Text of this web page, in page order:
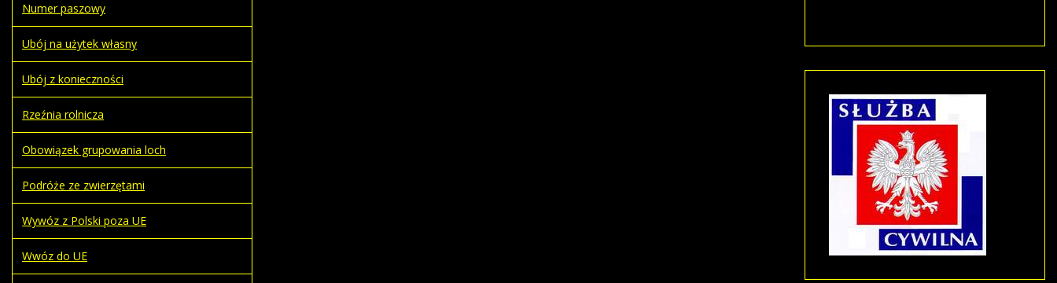
Numer paszowy
Ubój na użytek własny
Ubój z konieczności
Rzeźnia rolnicza
Obowiązek grupowania loch
Podróże ze zwierzętami
Wywóz z Polski poza UE
Wwóz do UE